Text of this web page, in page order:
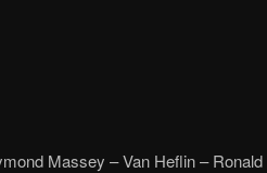
Massey – Van Heflin – Ronald